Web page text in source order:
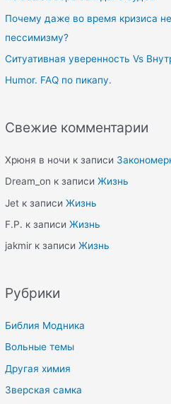
o
Почему даже во время кризиса
пессимизму?
Ситуативная уверенность Vs
Humor. FAQ по пикапу.
Свежие комментарии
Хрюня в ночи к записи
Dream_on к записиЖизнь
Jet к записиЖизнь
F.P. к записиЖизнь
jakmir к записиЖизнь
Рубрики
Библия Модника
Вольные темы
Другая химия
Зверская самка